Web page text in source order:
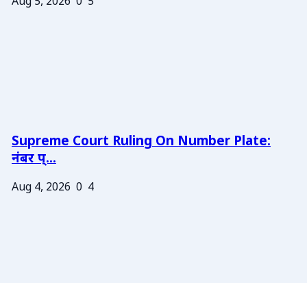
Supreme Court Ruling On Number Plate:
नंबर प्...
Aug 4, 2026 0 4